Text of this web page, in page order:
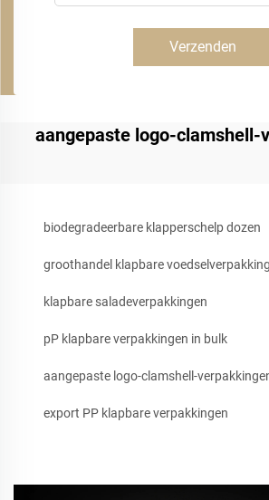
Verzenden
aangepaste logo-clamshell-
biodegradeerbare klapperschelp dozen
groothandel klapbare
klapbare saladeverpakkingen
pP klapbare verpakkingen in bulk
aangepaste logo-clamshell-
export PP klapbare verpakkingen